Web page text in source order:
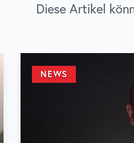
Diese Artikel
NEWS